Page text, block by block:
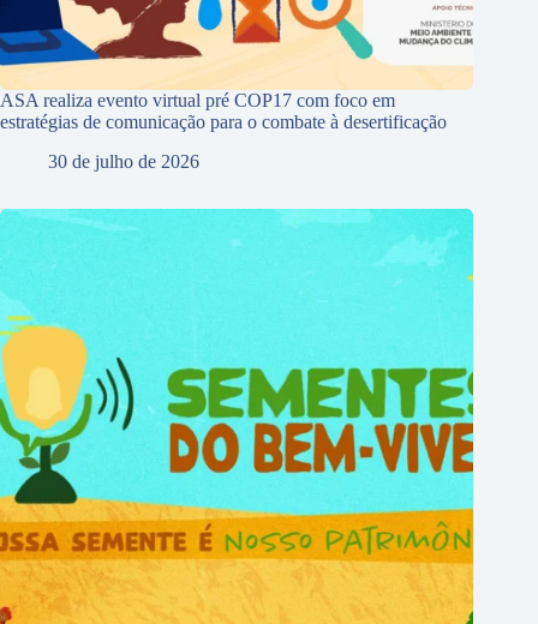
ASA realiza evento virtual pré COP17 com foco em
estratégias de comunicação para o combate à desertificação
30 de julho de 2026